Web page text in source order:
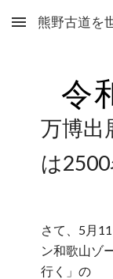
Skip to main
令
万博出
は
さて、5月
ン和歌山ゾ
行く」の